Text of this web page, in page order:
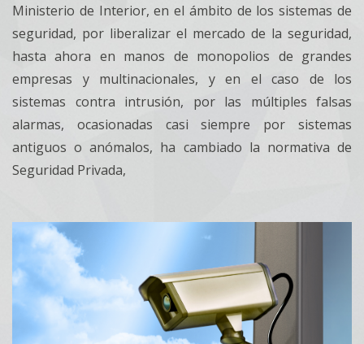
Ministerio de Interior, en el ámbito de los sistemas de
seguridad, por liberalizar el mercado de la seguridad,
hasta ahora en manos de monopolios de grandes
empresas y multinacionales, y en el caso de los
sistemas contra intrusión, por las múltiples falsas
alarmas, ocasionadas casi siempre por sistemas
antiguos o anómalos, ha cambiado la normativa de
Seguridad Privada,